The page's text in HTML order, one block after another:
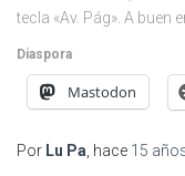
tecla «Av. Pág». A buen
Diaspora
Mastodon
Por Lu Pa , hace 15